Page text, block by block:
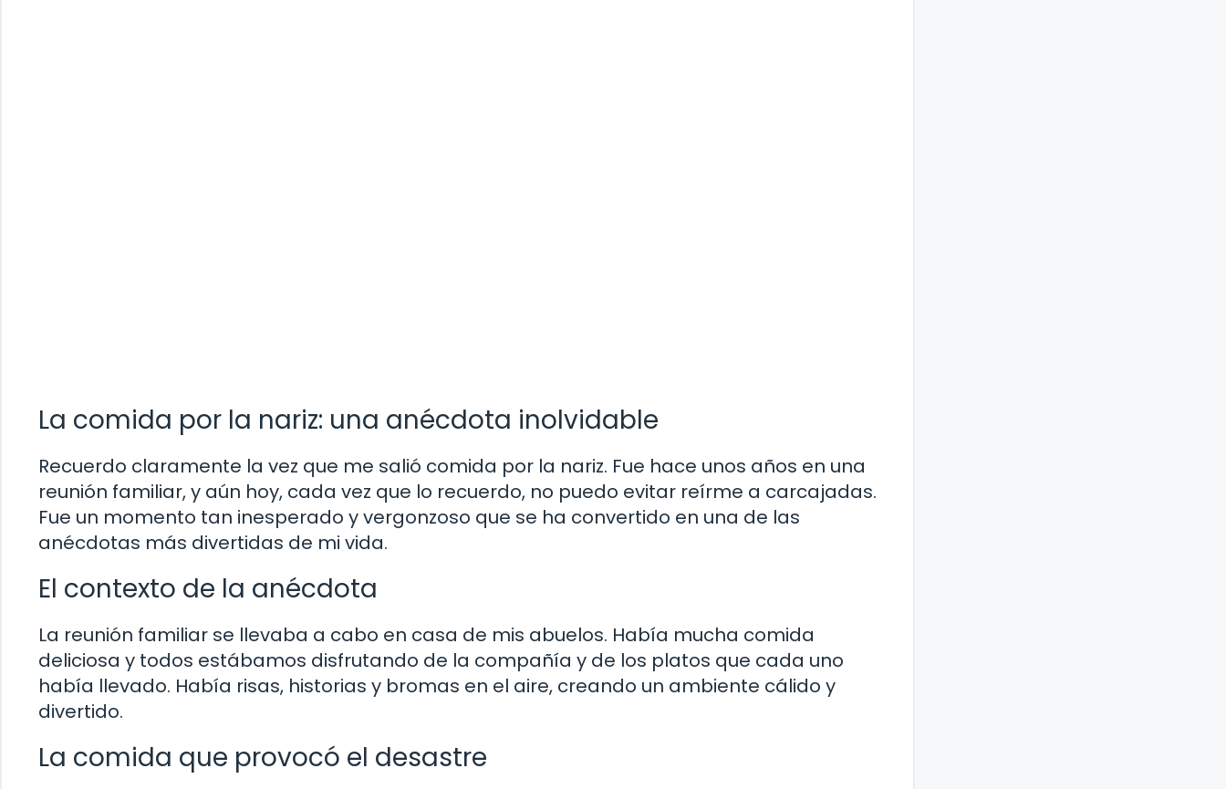
La comida por la nariz: una anécdota inolvidable
Recuerdo claramente la vez que me salió comida por la nariz. Fue hace unos años en una
reunión familiar, y aún hoy, cada vez que lo recuerdo, no puedo evitar reírme a carcajadas.
Fue un momento tan inesperado y vergonzoso que se ha convertido en una de las
anécdotas más divertidas de mi vida.
El contexto de la anécdota
La reunión familiar se llevaba a cabo en casa de mis abuelos. Había mucha comida
deliciosa y todos estábamos disfrutando de la compañía y de los platos que cada uno
había llevado. Había risas, historias y bromas en el aire, creando un ambiente cálido y
divertido.
La comida que provocó el desastre